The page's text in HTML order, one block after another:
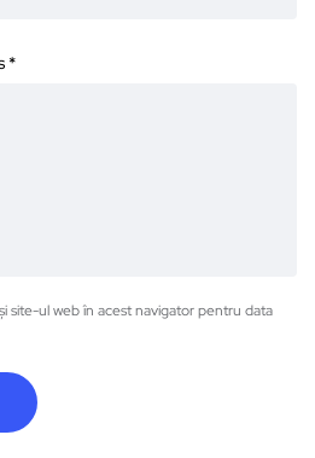
*
site-ul web în acest navigator pentru data